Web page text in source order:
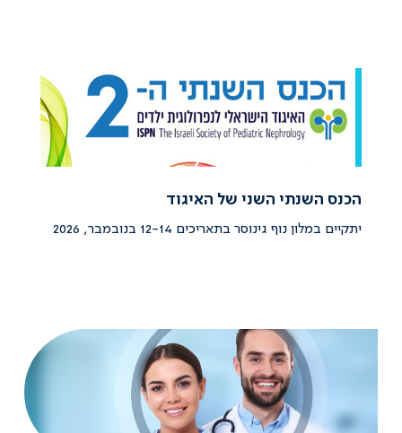
הכנס השנתי השני של האיגוד
יתקיים במלון נוף גינוסר בתאריכים 12-14 בנובמבר, 2026